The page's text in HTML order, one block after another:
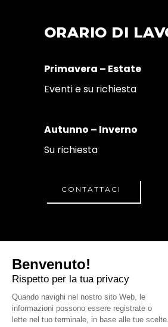
ORARIO DI
Primavera – Estate
Eventi e su richiesta
Autunno – Inverno
Su richiesta
CONTATTACI